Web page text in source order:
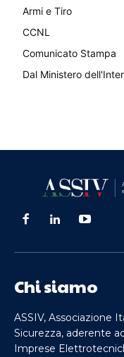
Armi e Tiro
CCNL
Comunicato Stampa
Dal Ministero
Chi siamo
ASSIV, Associazione
Sicurezza, aderente
Imprese